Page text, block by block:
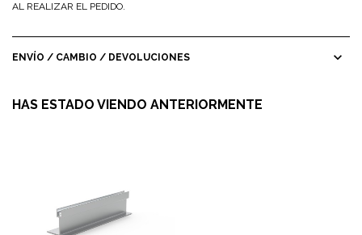
AL REALIZAR EL PEDIDO.
expand_more
ENVÍO / CAMBIO / DEVOLUCIONES
HAS ESTADO VIENDO ANTERIORMENTE